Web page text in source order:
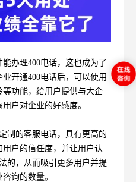
办理400电话，这也成为了
开通400电话后，可以使用
功能，给用户提供与大企
户对企业的好感度。
制的客服电话，具有更高的
户的信任度，并让用户认
的，从而吸引更多用户并提
询的数量。